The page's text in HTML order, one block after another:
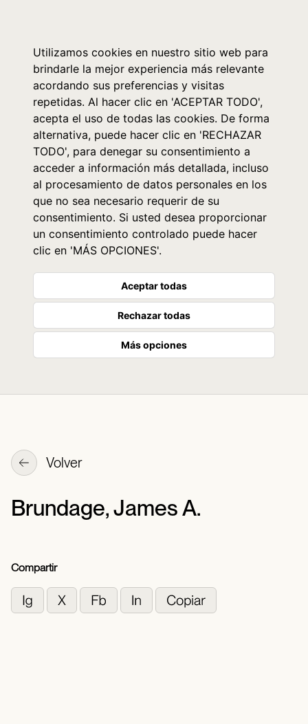
Utilizamos cookies en nuestro sitio web para
brindarle la mejor experiencia más relevante
acordando sus preferencias y visitas
repetidas. Al hacer clic en 'ACEPTAR TODO',
acepta el uso de todas las cookies. De forma
alternativa, puede hacer clic en 'RECHAZAR
TODO', para denegar su consentimiento a
acceder a información más detallada, incluso
al procesamiento de datos personales en los
que no sea necesario requerir de su
consentimiento. Si usted desea proporcionar
un consentimiento controlado puede hacer
clic en 'MÁS OPCIONES'.
Aceptar todas
Rechazar todas
Más opciones
Volver
Brundage, James A.
Compartir